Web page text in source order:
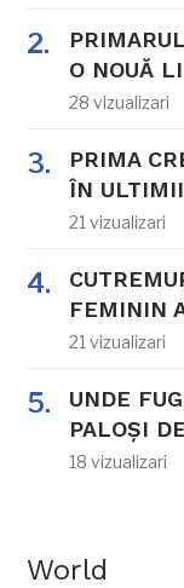
O NOUĂ
28 vizualizari
PRIMA
ÎN
21 vizualizari
FEMININ
21 vizualizari
UNDE
PALOȘI
18 vizualizari
World